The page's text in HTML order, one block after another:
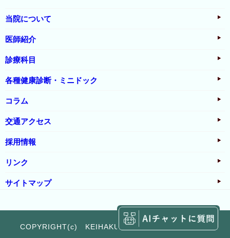
当院について
医師紹介
診療科目
各種健康診断・ミニドック
コラム
交通アクセス
採用情報
リンク
サイトマップ
COPYRIGHT(c) KEIHAKUKAI All Rights Reserved.